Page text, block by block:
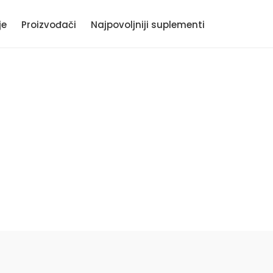
Proizvođači Najpovoljniji suplementi